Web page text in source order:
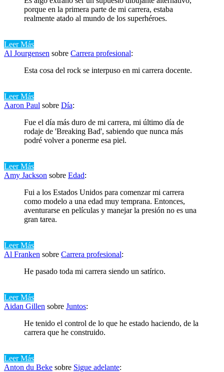
porque en la primera parte de mi carrera, estaba
realmente atado al mundo de los superhéroes.
Leer Más
Al Jourgensen sobre Carrera profesional:
Esta cosa del rock se interpuso en mi carrera docente.
Leer Más
Aaron Paul sobre Día:
Fue el día más duro de mi carrera, mi último día de
rodaje de 'Breaking Bad', sabiendo que nunca más
podré volver a ponerme esa piel.
Leer Más
Amy Jackson sobre Edad:
Fui a los Estados Unidos para comenzar mi carrera
como modelo a una edad muy temprana. Entonces,
aventurarse en películas y manejar la presión no es una
gran tarea.
Leer Más
Al Franken sobre Carrera profesional:
He pasado toda mi carrera siendo un satírico.
Leer Más
Aidan Gillen sobre Juntos:
He tenido el control de lo que he estado haciendo, de la
carrera que he construido.
Leer Más
Anton du Beke sobre Sigue adelante: